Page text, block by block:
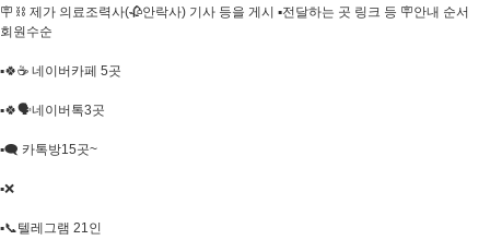
🪧 ⛓️ 제가 의료조력사(🥀안락사) 기사 등을 게시 ▪️전달하는 곳 링크 등 🪧안내 순서
회원수순
▪️🍀☕ 네이버카페 5곳
▪️🍀🗣네이버톡3곳
▪️🗨 카톡방15곳~
▪️❌
▪️📞텔레그램 21인